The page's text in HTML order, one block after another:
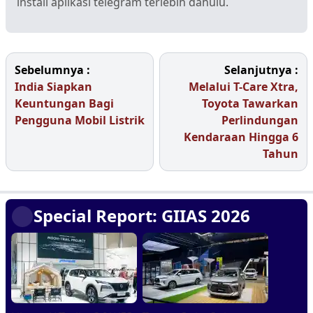
Sebelumnya :
India Siapkan
Keuntungan Bagi
Pengguna Mobil Listrik
Selanjutnya :
Melalui T-Care Xtra,
Toyota Tawarkan
Perlindungan
Kendaraan Hingga 6
Tahun
Special Report: GIIAS 2026